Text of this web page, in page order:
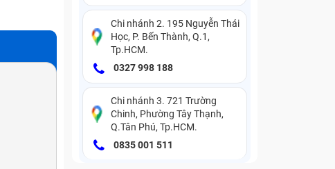
Chi nhánh 2. 195 Nguyễn Thái
Học, P. Bến Thành, Q.1,
Tp.HCM.
0327 998 188
Chi nhánh 3. 721 Trường
Chinh, Phường Tây Thạnh,
Q.Tân Phú, Tp.HCM.
0835 001 511